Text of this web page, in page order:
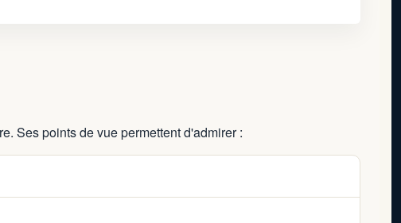
Ses points de vue permettent d'admirer :